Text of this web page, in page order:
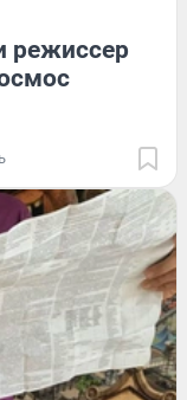
режиссер